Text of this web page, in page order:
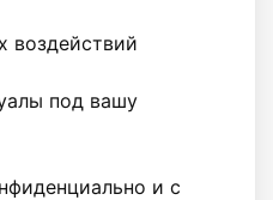
воздействий
под вашу
и с